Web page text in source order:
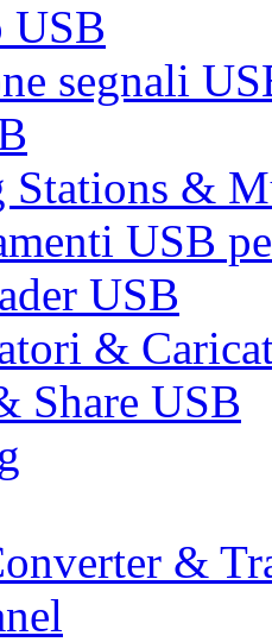
USB
segnali
Stations &
USB
USB
&
Share USB
&